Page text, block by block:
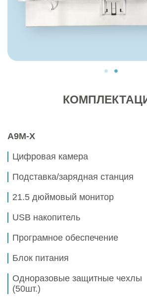
A9M-X
Цифровая камера
Подставка/зарядная станция
21.5 дюймовый монитор
USB накопитель
Програмное обеспечение
Блок питания
Одноразовые защитные чехлы
(50шт.)